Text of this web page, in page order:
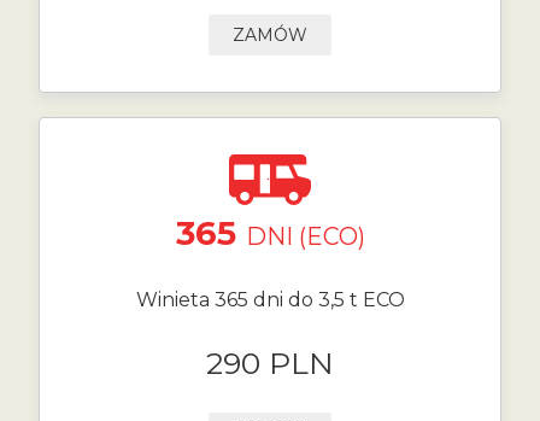
ZAMÓW
365 DNI (ECO)
Winieta 365 dni do 3,5 t ECO
290 PLN